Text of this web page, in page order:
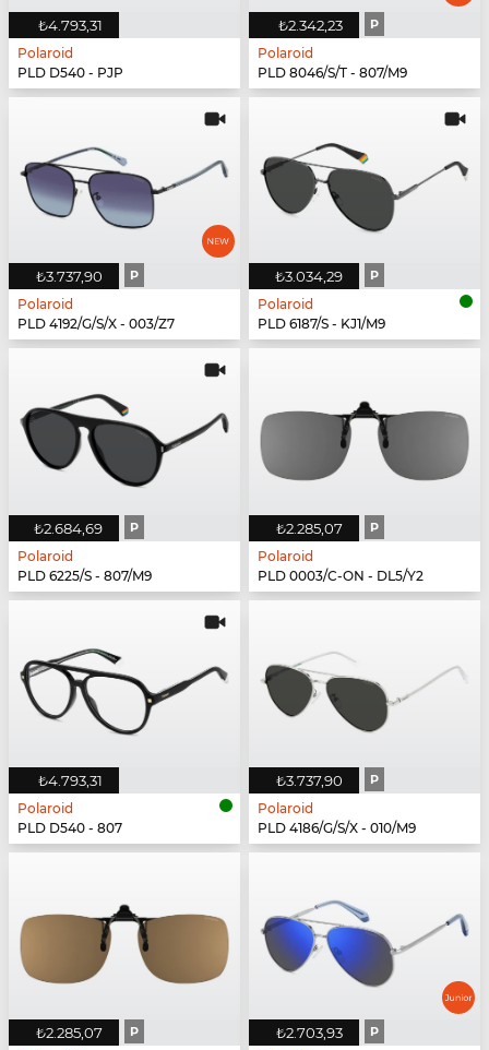
₺4.793,31
Polaroid
PLD D540 - PJP
₺2.342,23 P
Polaroid
PLD 8046/S/T - 807/M9
₺3.737,90 P
Polaroid
PLD 4192/G/S/X - 003/Z7
₺3.034,29 P
Polaroid
PLD 6187/S - KJ1/M9
₺2.684,69 P
Polaroid
PLD 6225/S - 807/M9
₺2.285,07 P
Polaroid
PLD 0003/C-ON - DL5/Y2
₺4.793,31
Polaroid
PLD D540 - 807
₺3.737,90 P
Polaroid
PLD 4186/G/S/X - 010/M9
₺2.285,07 P ₺2.703,93 P